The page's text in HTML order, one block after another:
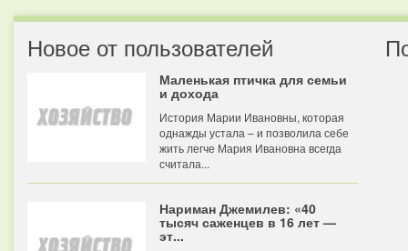
Новое от пользователей
Маленькая птичка для семьи
и дохода
История Марии Ивановны, которая
однажды устала – и позволила себе
жить легче Мария Ивановна всегда
считала...
Нариман Джемилев: «40
тысяч саженцев в 16 лет —
эт...